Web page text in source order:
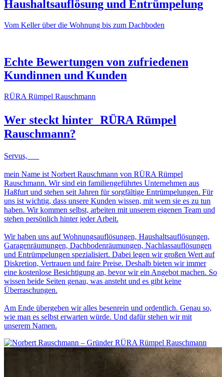
Haushaltsauflösung und Entrümpelung
Vom Keller über die Wohnung bis zum Dachboden
NACHHER
Echte Bewertungen von zufriedenen
Kundinnen und Kunden
RÜRA Rümpel Rauschmann
Wer steckt hinter RÜRA Rümpel
Rauschmann?
Servus,
mein Name ist Norbert Rauschmann von RÜRA Rümpel
Rauschmann. Wir sind ein familiengeführtes Unternehmen aus
Haßfurt und stehen seit Jahren für sorgfältige Entrümpelungen. Für
uns ist wichtig, dass unsere Kunden wissen, mit wem sie es zu tun
haben. Wir kommen selbst, arbeiten mit unserem eigenen Team und
stehen persönlich hinter jeder Arbeit.
Wir haben uns auf Wohnungsauflösungen, Haushaltsauflösungen,
Garagenräumungen, Dachbodenräumungen, Nachlassauflösungen
und Entrümpelungen spezialisiert. Dabei legen wir großen Wert auf
Diskretion, Vertrauen und faire Preise. Deshalb bieten wir immer
eine kostenlose Besichtigung an, bevor wir ein Angebot machen. So
wissen beide Seiten genau, was ansteht und es gibt keine
Überraschungen.
Am Ende übergeben wir alles besenrein und ordentlich. Genau so,
wie man es selbst erwarten würde. Und dafür stehen wir mit
unserem Namen.